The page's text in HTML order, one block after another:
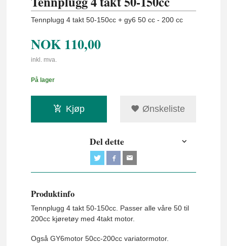
Tennplugg 4 takt 50-150cc + gy6 50 cc - 200 cc
NOK 110,00
inkl. mva.
På lager
Kjøp Ønskeliste
Del dette
Produktinfo
Tennplugg 4 takt 50-150cc. Passer alle våre 50 til
200cc kjøretøy med 4takt motor.
Også GY6motor 50cc-200cc variatormotor.